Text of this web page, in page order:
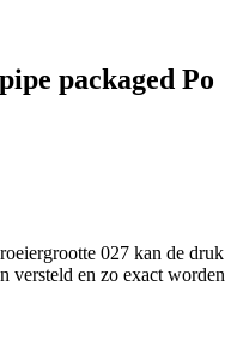
packaged Po
027 kan de druk
versteld en zo exact worden